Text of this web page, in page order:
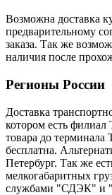
Возможна доставка
предварительному
заказа. Так же
наличия после
Регионы России
Доставка
котором есть
товара до
бесплатна.
Петербург. Так же
мелкогабаритных
службами "СДЭК" и